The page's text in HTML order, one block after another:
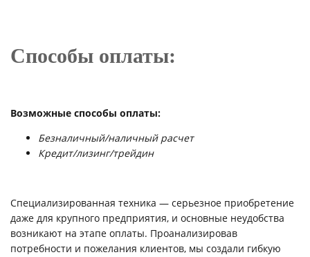
Способы оплаты:
Возможные способы оплаты:
Безналичный/наличный расчет
Кредит/лизинг/трейдин
Специализированная техника — серьезное приобретение
даже для крупного предприятия, и основные неудобства
возникают на этапе оплаты. Проанализировав
потребности и пожелания клиентов, мы создали гибкую